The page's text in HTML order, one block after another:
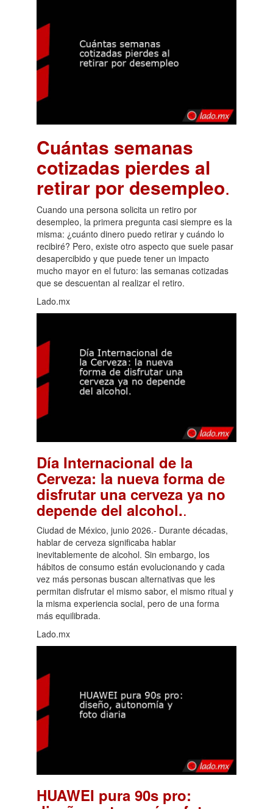
Cuántas semanas
cotizadas pierdes al
retirar por desempleo.
Cuando una persona solicita un retiro por
desempleo, la primera pregunta casi siempre es la
misma: ¿cuánto dinero puedo retirar y cuándo lo
recibiré? Pero, existe otro aspecto que suele pasar
desapercibido y que puede tener un impacto
mucho mayor en el futuro: las semanas cotizadas
que se descuentan al realizar el retiro.
Lado.mx
Día Internacional de la
Cerveza: la nueva forma de
disfrutar una cerveza ya no
depende del alcohol..
Ciudad de México, junio 2026.- Durante décadas,
hablar de cerveza significaba hablar
inevitablemente de alcohol. Sin embargo, los
hábitos de consumo están evolucionando y cada
vez más personas buscan alternativas que les
permitan disfrutar el mismo sabor, el mismo ritual y
la misma experiencia social, pero de una forma
más equilibrada.
Lado.mx
HUAWEI pura 90s pro: